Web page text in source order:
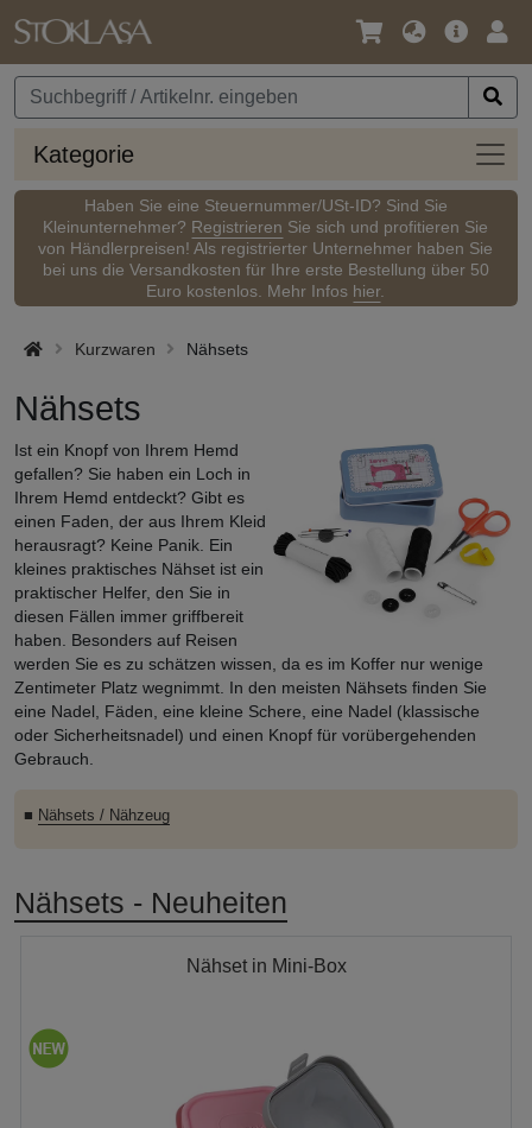
Sprache
Währung
Kategorie
Haben Sie eine Steuernummer/USt-ID? Sind Sie
Kleinunternehmer? Registrieren Sie sich und profitieren Sie
von Händlerpreisen! Als registrierter Unternehmer haben Sie
bei uns die Versandkosten für Ihre erste Bestellung über 50
Euro kostenlos. Mehr Infos hier.
Kurzwaren Nähsets
Nähsets
Ist ein Knopf von Ihrem Hemd
gefallen? Sie haben ein Loch in
Ihrem Hemd entdeckt? Gibt es
einen Faden, der aus Ihrem Kleid
herausragt? Keine Panik. Ein
kleines praktisches Nähset ist ein
praktischer Helfer, den Sie in
diesen Fällen immer griffbereit
haben. Besonders auf Reisen
werden Sie es zu schätzen wissen, da es im Koffer nur wenige
Zentimeter Platz wegnimmt. In den meisten Nähsets finden Sie
eine Nadel, Fäden, eine kleine Schere, eine Nadel (klassische
oder Sicherheitsnadel) und einen Knopf für vorübergehenden
Gebrauch.
■ Nähsets / Nähzeug
Nähsets - Neuheiten
Nähset in Mini-Box